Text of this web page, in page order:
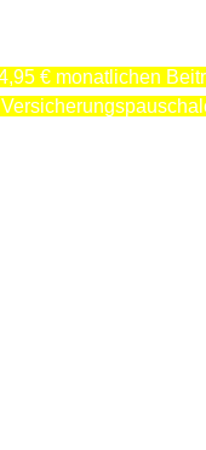
€ monatlichen